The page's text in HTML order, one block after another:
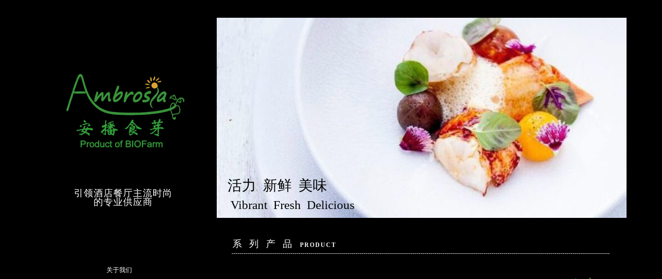
活力 新鲜 美味
引领酒店餐厅主流时尚
的专业供应商
Vibrant Fresh Delicious
系 列 产 品
PRODUCT
------------------------------------------------------------------------------------------------------------------------------------------------------------------------------------------------
关于我们